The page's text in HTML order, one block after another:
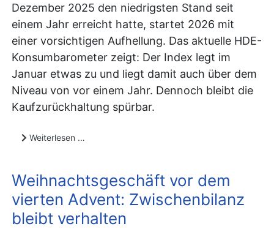
Dezember 2025 den niedrigsten Stand seit
einem Jahr erreicht hatte, startet 2026 mit
einer vorsichtigen Aufhellung. Das aktuelle HDE-
Konsumbarometer zeigt: Der Index legt im
Januar etwas zu und liegt damit auch über dem
Niveau von vor einem Jahr. Dennoch bleibt die
Kaufzurückhaltung spürbar.
Weiterlesen …
Weihnachtsgeschäft vor dem
vierten Advent: Zwischenbilanz
bleibt verhalten